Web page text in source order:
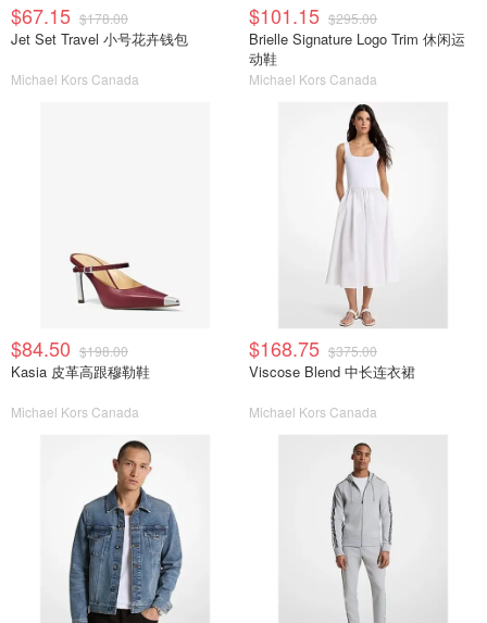
$67.15 $178.00
Jet Set Travel 小号花卉钱包
Michael Kors Canada
$101.15 $295.00
Brielle Signature Logo Trim 休闲运
动鞋
Michael Kors Canada
$84.50 $198.00
Kasia 皮革高跟穆勒鞋
Michael Kors Canada
$168.75 $375.00
Viscose Blend 中长连衣裙
Michael Kors Canada